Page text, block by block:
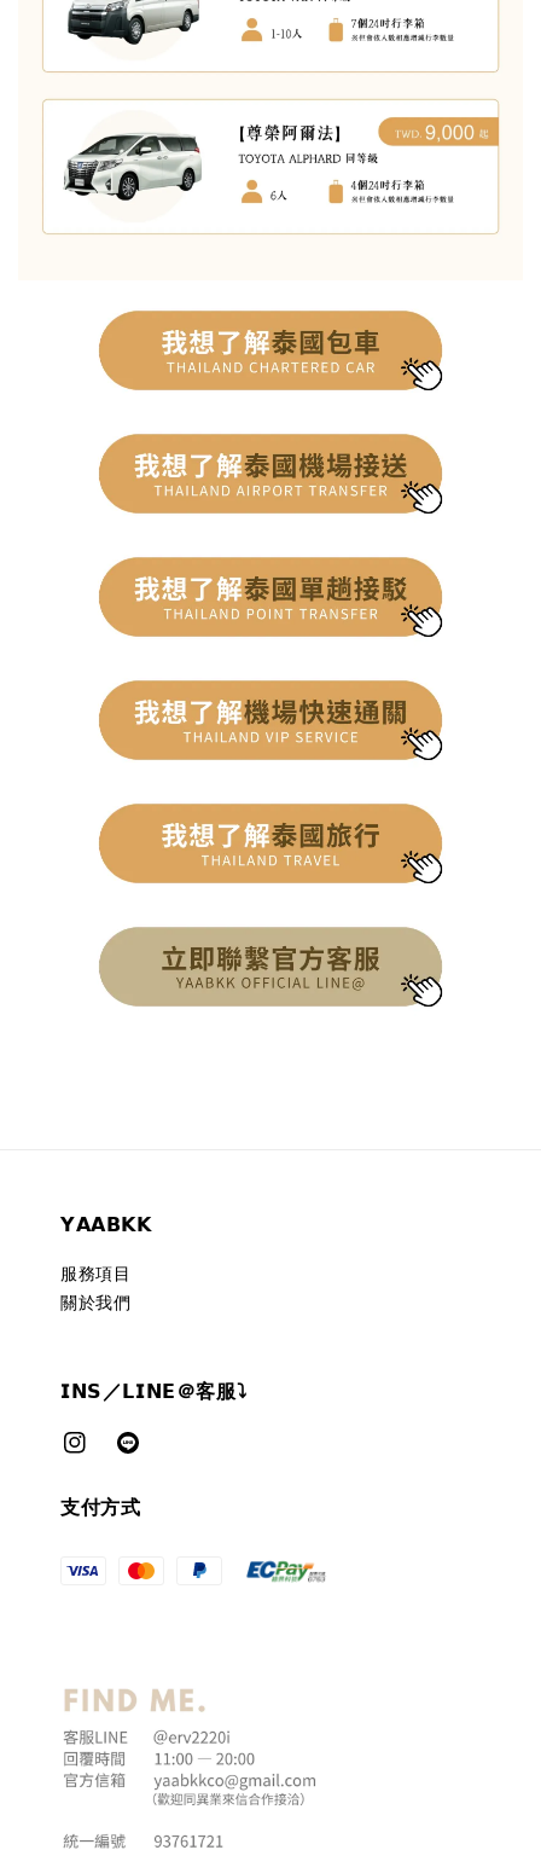
𝗬𝗔𝗔𝗕𝗞𝗞
服務項目
關於我們
𝗜𝗡𝗦／𝗟𝗜𝗡𝗘＠客服⤵︎
支付方式